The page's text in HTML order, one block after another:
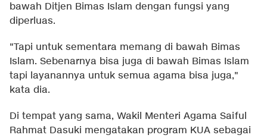
bawah Ditjen Bimas Islam dengan fungsi yang
diperluas.
"Tapi untuk sementara memang di bawah Bimas
Islam. Sebenarnya bisa juga di bawah Bimas Islam
tapi layanannya untuk semua agama bisa juga,"
kata dia.
Di tempat yang sama, Wakil Menteri Agama Saiful
Rahmat Dasuki mengatakan program KUA sebagai